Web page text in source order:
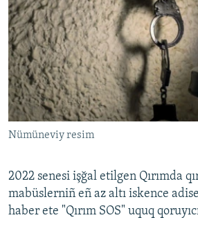
BLOGLAR
FİKİR
Русский
Українською
QOŞULIÑIZ!
RFE/RS bütün saytları
Nümüneviy resim
2022 senesi işğal etilgen Qırımda
mabüslerniñ eñ az altı iskence
haber ete "Qırım SOS" uquq